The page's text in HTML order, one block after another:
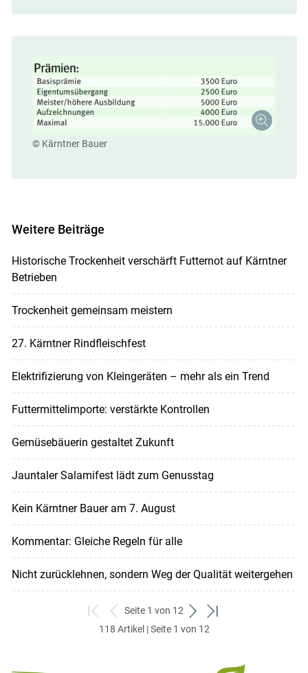
© Kärntner Bauer
Weitere Beiträge
Historische Trockenheit verschärft Futternot auf Kärntner
Betrieben
Trockenheit gemeinsam meistern
27. Kärntner Rindfleischfest
Elektrifizierung von Kleingeräten – mehr als ein Trend
Futtermittelimporte: verstärkte Kontrollen
Gemüsebäuerin gestaltet Zukunft
Jauntaler Salamifest lädt zum Genusstag
Kein Kärntner Bauer am 7. August
Kommentar: Gleiche Regeln für alle
Nicht zurücklehnen, sondern Weg der Qualität weitergehen
zum
ersten
zurück
zum
Seite 1 von 12
weiter
zum
zum
118 Artikel | Seite 1 von 12